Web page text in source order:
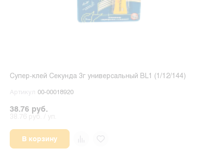
Супер-клей Секунда 3г универсальный BL1 (1/12/144)
Артикул 00-00018920
38.76 руб.
В корзину